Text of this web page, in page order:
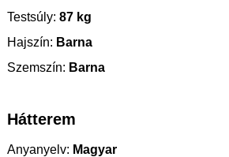
Testsúly: 87 kg
Hajszín: Barna
Szemszín: Barna
Hátterem
Anyanyelv: Magyar